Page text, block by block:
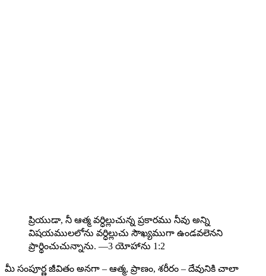
ప్రియుడా, నీ ఆత్మ వర్ధిల్లుచున్న ప్రకారము నీవు అన్ని
విషయములలోను వర్ధిల్లుచు సౌఖ్యముగా ఉండవలెనని
ప్రార్థించుచున్నాను. —3 యోహాను 1:2
మీ సంపూర్ణ జీవితం అనగా – ఆత్మ, ప్రాణం, శరీరం – దేవునికి చాలా